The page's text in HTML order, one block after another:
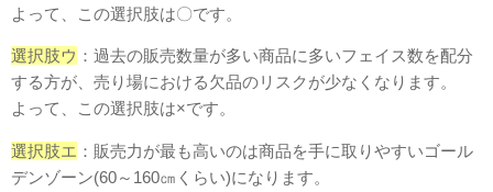
よって、この選択肢は〇です。
選択肢ウ ：過去の販売数量が多い商品に多いフェイス数を配分
する方が、売り場における欠品のリスクが少なくなります。
よって、この選択肢は×です。
選択肢エ ：販売力が最も高いのは商品を手に取りやすいゴール
デンゾーン(60～160㎝くらい)になります。